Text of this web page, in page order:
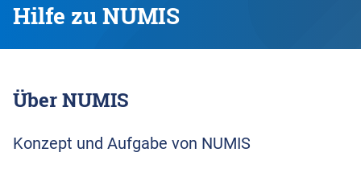
Hilfe zu NUMIS
Über NUMIS
Konzept und Aufgabe von NUMIS